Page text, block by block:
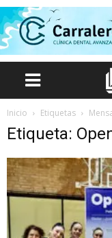
Inicio Etiquetas
Etiqueta: